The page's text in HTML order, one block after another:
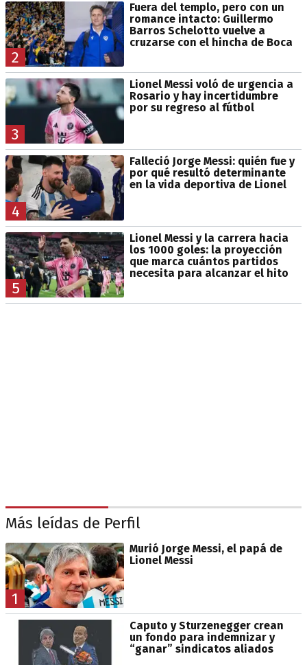
2
Fuera del templo, pero con un
romance intacto: Guillermo
Barros Schelotto vuelve a
cruzarse con el hincha de Boca
3
Lionel Messi voló de urgencia a
Rosario y hay incertidumbre
por su regreso al fútbol
4
Falleció Jorge Messi: quién fue y
por qué resultó determinante
en la vida deportiva de Lionel
5
Lionel Messi y la carrera hacia
los 1000 goles: la proyección
que marca cuántos partidos
necesita para alcanzar el hito
Más leídas de Perfil
1
Murió Jorge Messi, el papá de
Lionel Messi
Caputo y Sturzenegger crean
un fondo para indemnizar y
“ganar” sindicatos aliados